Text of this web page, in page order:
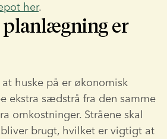
her.
er
huske på er økonomisk
ekstra sædstrå fra den samme
omkostninger. Stråene skal
brugt, hvilket er vigtigt at